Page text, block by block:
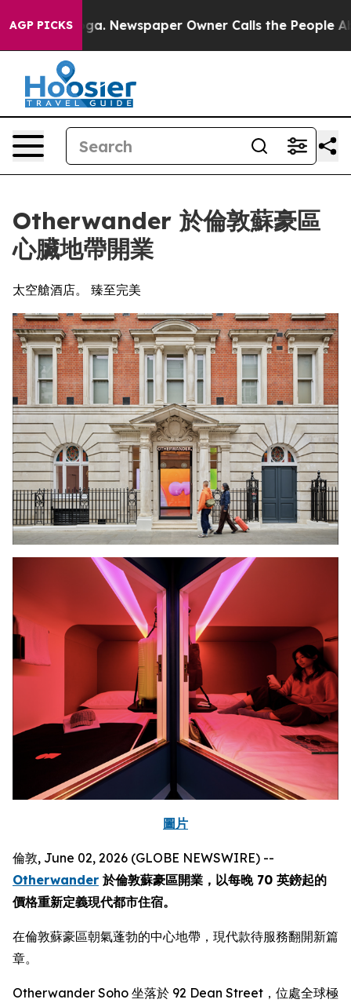
AGP PICKSNewspaper Owner Calls the People
Otherwander 於倫敦蘇豪區
心臟地帶開業
太空艙酒店。 臻至完美
圖片
倫敦, June 02, 2026 (GLOBE NEWSWIRE) --
Otherwander 於倫敦蘇豪區開業，以每晚 70 英鎊起的
價格重新定義現代都市住宿。
在倫敦蘇豪區朝氣蓬勃的中心地帶，現代款待服務翻開新篇
章。
Otherwander Soho 坐落於 92 Dean Street，位處全球極